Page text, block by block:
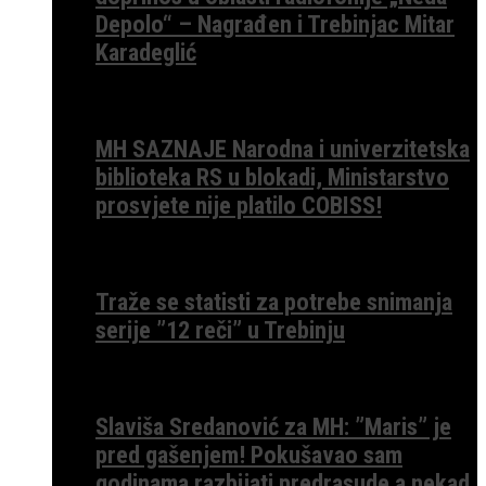
Depolo“ – Nagrađen i Trebinjac Mitar
Karadeglić
MH SAZNAJE Narodna i univerzitetska
biblioteka RS u blokadi, Ministarstvo
prosvjete nije platilo COBISS!
Traže se statisti za potrebe snimanja
serije ”12 reči” u Trebinju
Slaviša Sredanović za MH: ”Maris” je
pred gašenjem! Pokušavao sam